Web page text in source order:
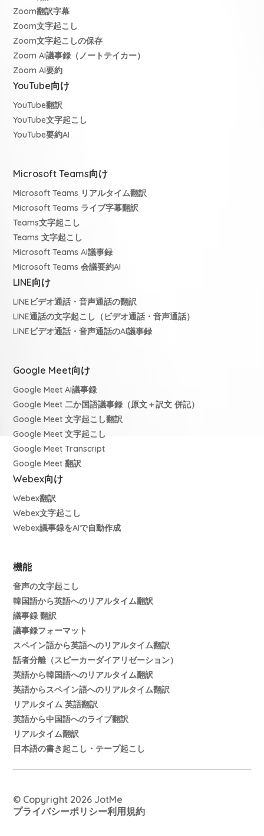
Zoom翻訳字幕
Zoom文字起こし
Zoom文字起こしの保存
Zoom AI議事録（ノートテイカー）
Zoom AI要約
YouTube向け
YouTube翻訳
YouTube文字起こし
YouTube要約AI
Microsoft Teams向け
Microsoft Teams リアルタイム翻訳
Microsoft Teams ライブ字幕翻訳
Teams文字起こし
Teams 文字起こし
Microsoft Teams AI議事録
Microsoft Teams 会議要約AI
LINE向け
LINEビデオ通話・音声通話の翻訳
LINE通話の文字起こし（ビデオ通話・音声通話）
LINEビデオ通話・音声通話のAI議事録
Google Meet向け
Google Meet AI議事録
Google Meet 二か国語議事録（原文＋訳文 併記）
Google Meet 文字起こし翻訳
Google Meet 文字起こし
Google Meet Transcript
Google Meet 翻訳
Webex向け
Webex翻訳
Webex文字起こし
Webex議事録をAIで自動作成
機能
音声の文字起こし
韓国語から英語へのリアルタイム翻訳
議事録 翻訳
議事録フォーマット
スペイン語から英語へのリアルタイム翻訳
話者分離（スピーカーダイアリゼーション）
英語から韓国語へのリアルタイム翻訳
英語からスペイン語へのリアルタイム翻訳
リアルタイム 英語翻訳
英語から中国語へのライブ翻訳
リアルタイム翻訳
日本語の書き起こし・テープ起こし
© Copyright 2026 JotMe
プライバシーポリシー利用規約